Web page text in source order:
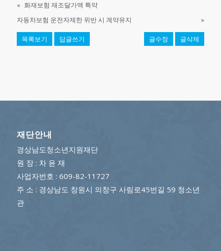
« 화재보험 재조달가액 특약
자동차보험 운전자제한 위반 시 계약유지
»
목록보기 답글쓰기 글수정 글삭제
재단안내
경상남도청소년지원재단
원 장 : 차 윤 재
사업자번호 : 609-82-11727
주 소 : 경상남도 창원시 의창구 사림로45번길 59 청소년
관